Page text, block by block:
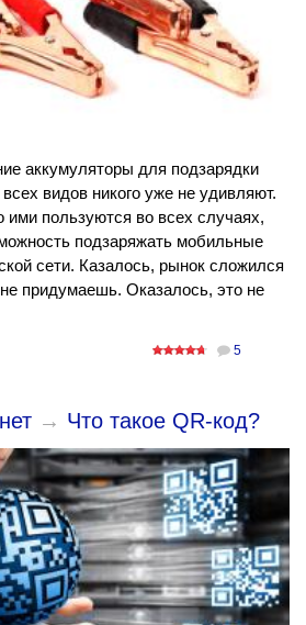
аккумуляторы для подзарядки
видов никого уже не удивляют.
ими пользуются во всех случаях,
подзаряжать мобильные
сети. Казалось, рынок сложился
не придумаешь. Оказалось, это не
5
→ Что такое QR-код?